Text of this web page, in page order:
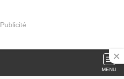
Publicité
MENU